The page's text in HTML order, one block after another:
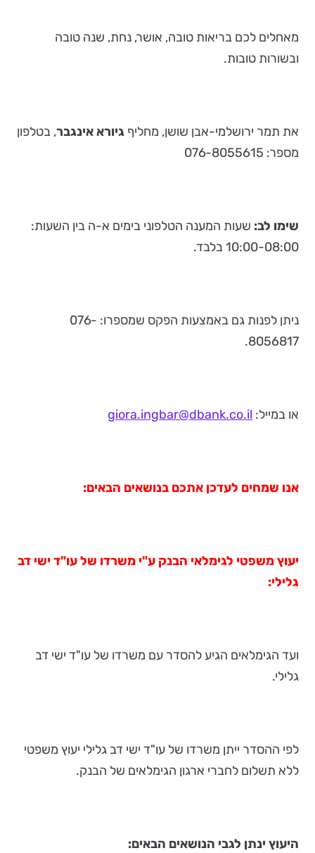
מאחלים לכם בריאות טובה, אושר, נחת, שנה טובה
ובשורות טובות.
את תמר ירושלמי-אבן שושן, מחליף גיורא אינגבר, בטלפון
מספר: 076-8055615
שימו לב: שעות המענה הטלפוני בימים א-ה בין השעות:
10:00-08:00 בלבד.
ניתן לפנות גם באמצעות הפקס שמספרו: 076-
8056817.
או במייל: giora.ingbar@dbank.co.il
אנו שמחים לעדכן אתכם בנושאים הבאים:
יעוץ משפטי לגימלאי הבנק ע"י משרדו של עו"ד ישי דב
גלילי:
ועד הגימלאים הגיע להסדר עם משרדו של עו"ד ישי דב
גלילי.
לפי ההסדר ייתן משרדו של עו"ד ישי דב גלילי יעוץ משפטי
ללא תשלום לחברי ארגון הגימלאים של הבנק.
היעוץ ינתן לגבי הנושאים הבאים: